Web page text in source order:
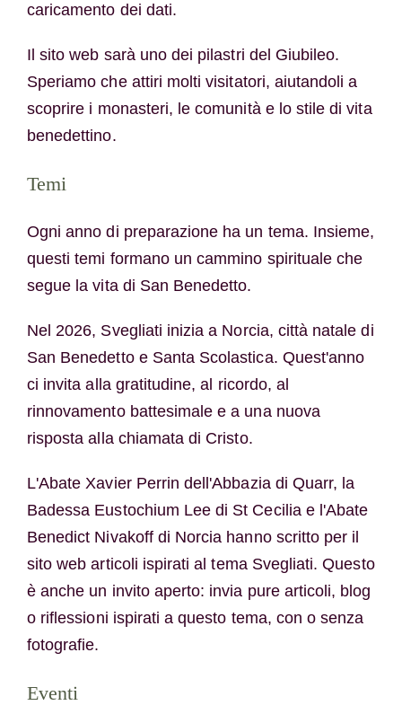
caricamento dei dati.
Il sito web sarà uno dei pilastri del Giubileo.
Speriamo che attiri molti visitatori, aiutandoli a
scoprire i monasteri, le comunità e lo stile di vita
benedettino.
Temi
Ogni anno di preparazione ha un tema. Insieme,
questi temi formano un cammino spirituale che
segue la vita di San Benedetto.
Nel 2026, Svegliati inizia a Norcia, città natale di
San Benedetto e Santa Scolastica. Quest'anno
ci invita alla gratitudine, al ricordo, al
rinnovamento battesimale e a una nuova
risposta alla chiamata di Cristo.
L'Abate Xavier Perrin dell'Abbazia di Quarr, la
Badessa Eustochium Lee di St Cecilia e l'Abate
Benedict Nivakoff di Norcia hanno scritto per il
sito web articoli ispirati al tema Svegliati. Questo
è anche un invito aperto: invia pure articoli, blog
o riflessioni ispirati a questo tema, con o senza
fotografie.
Eventi